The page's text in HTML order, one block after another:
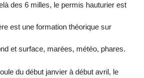
des 6 milles, le permis hauturier est
est une formation théorique sur
et surface, marées, météo, phares.
du début janvier à début avril, le